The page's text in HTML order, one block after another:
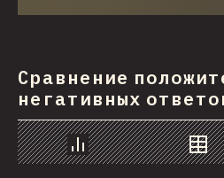
Сравнение
негативных
Chart